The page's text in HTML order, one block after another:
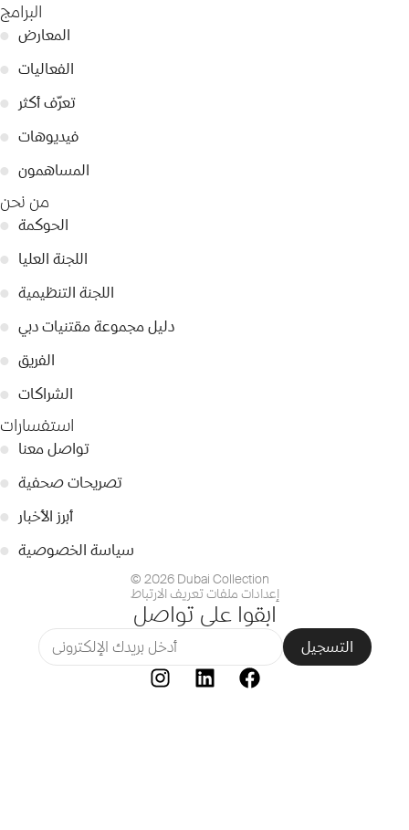
البرامج
● المعارض
● الفعاليات
●
تعرّف أكثر
● فيديوهات
● المساهمون
من نحن
● الحوكمة
● اللجنة العليا
● اللجنة التنظيمية
● دليل مجموعة مقتنيات دبي
● الفريق
● الشراكات
استفسارات
● تواصل معنا
● تصريحات صحفية
●
أبرز الأخبار
● سياسة الخصوصية
© 2026 Dubai Collection
إعدادات ملفات تعريف الارتباط
ابقوا على تواصل
التسجيل